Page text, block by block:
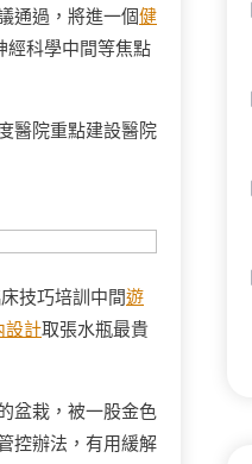
通過，將進一個健
經科學中間等焦點
醫院重點建設醫院
技巧培訓中間遊
設計取張水瓶最貴
盆栽，被一股金色
控辦法，有用緩解